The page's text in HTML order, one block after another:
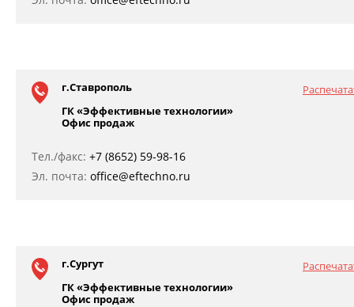
г.Ставрополь
ГК «Эффективные технологии»
Офис продаж
Тел./факс: +7 (8652) 59-98-16
Эл. почта: office@eftechno.ru
г.Сургут
ГК «Эффективные технологии»
Офис продаж